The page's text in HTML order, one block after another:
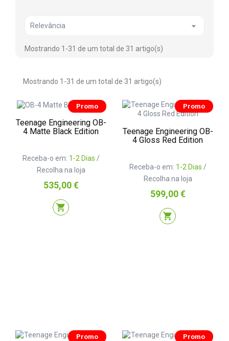
Relevância 
Mostrando 1-31 de um total de 31 artigo(s)
Mostrando 1-31 de um total de 31 artigo(s)
Promo
Teenage Engineering OB-
4 Matte Black Edition
Receba-o em: 1-2 Dias /
Recolha na loja
Preço
535,00 €
shopping_cart
Promo
Teenage Engineering OB-
4 Gloss Red Edition
Receba-o em: 1-2 Dias /
Recolha na loja
Preço
599,00 €
shopping_cart
Promo Promo